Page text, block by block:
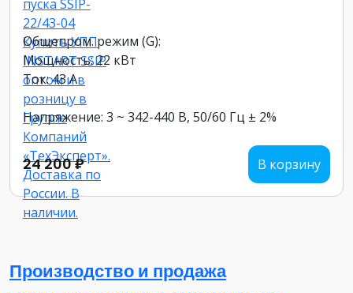
Общепром. режим (G):
Мощность: 22 кВт
Ток: 43 А
Напряжение: 3 ~ 342-440 В, 50/60 Гц ± 2%
24 200 ₽ В корзину
Производство и продажа